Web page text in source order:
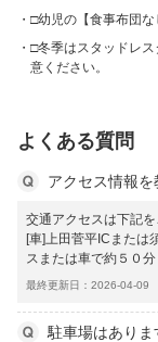
□幼児の【食事布団
□冬季はスタッドレ
意ください。
よくある質問
アクセス情報を
交通アクセスは下記を
[車]上田菅平ICまた
スまたは車で約５０分
最終更新日：2026-04-09
駐車場はありま